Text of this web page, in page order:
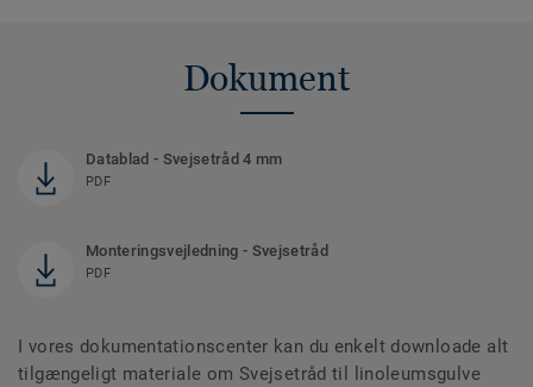
Dokument
Datablad - Svejsetråd 4 mm
PDF
Monteringsvejledning - Svejsetråd
PDF
I vores dokumentationscenter kan du enkelt downloade alt
tilgængeligt materiale om Svejsetråd til linoleumsgulve